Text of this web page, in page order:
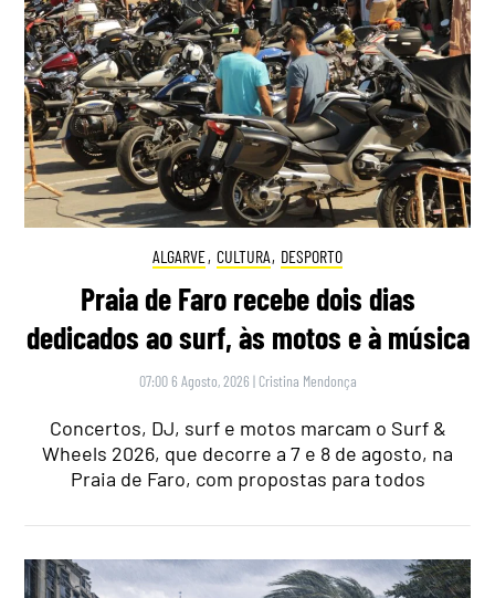
ALGARVE, CULTURA, DESPORTO
Praia de Faro recebe dois dias
dedicados ao surf, às motos e à música
07:00 6 Agosto, 2026 | Cristina Mendonça
Concertos, DJ, surf e motos marcam o Surf &
Wheels 2026, que decorre a 7 e 8 de agosto, na
Praia de Faro, com propostas para todos